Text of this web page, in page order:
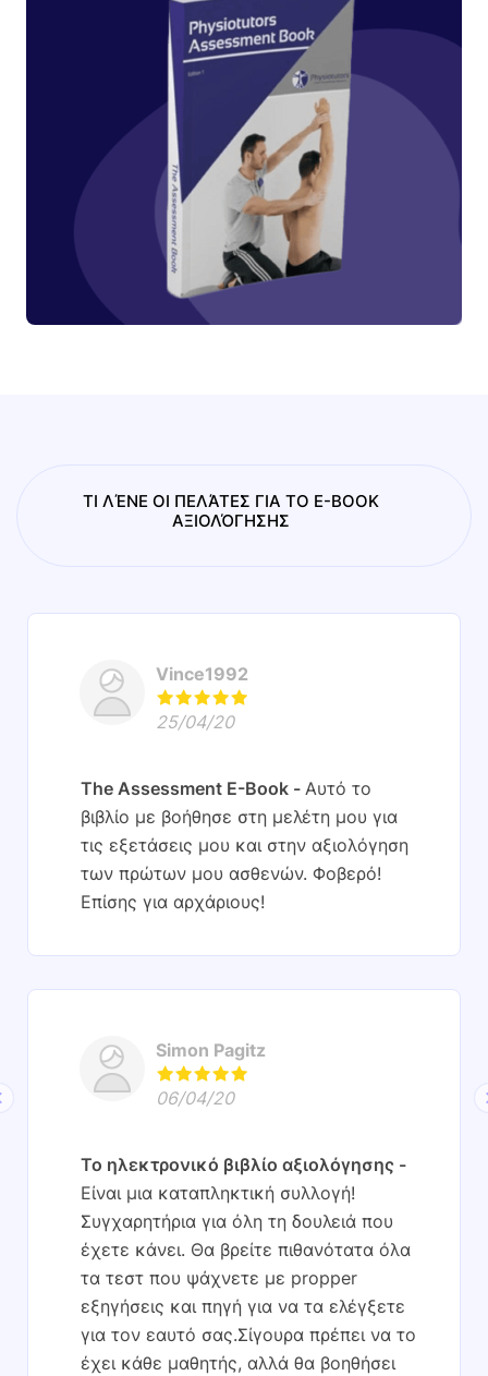
ΤΙ ΛΈΝΕ ΟΙ ΠΕΛΆΤΕΣ ΓΙΑ ΤΟ E-BOOK
ΑΞΙΟΛΌΓΗΣΗΣ
Vince1992
25/04/20
The Assessment E-Book
Αυτό το
βιβλίο με βοήθησε στη μελέτη μου για
τις εξετάσεις μου και στην αξιολόγηση
των πρώτων μου ασθενών. Φοβερό!
Επίσης για αρχάριους!
Simon Pagitz
06/04/20
Το ηλεκτρονικό βιβλίο αξιολόγησης
Είναι μια καταπληκτική συλλογή!
Συγχαρητήρια για όλη τη δουλειά που
έχετε κάνει. Θα βρείτε πιθανότατα όλα
τα τεστ που ψάχνετε με propper
εξηγήσεις και πηγή για να τα ελέγξετε
για τον εαυτό σας.Σίγουρα πρέπει να το
έχει κάθε μαθητής, αλλά θα βοηθήσει